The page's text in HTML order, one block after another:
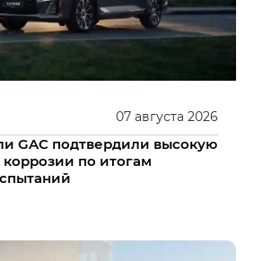
07 августа 2026
GAC подтвердили высокую
коррозии по итогам